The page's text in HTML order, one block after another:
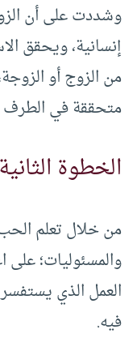
وشددت على أن
إنسانية، ويحقق
من الزوج أو
متحققة في الطرف
الخطوة
من خلال تعلم
والمسئوليات؛ على
العمل الذي
فيه.